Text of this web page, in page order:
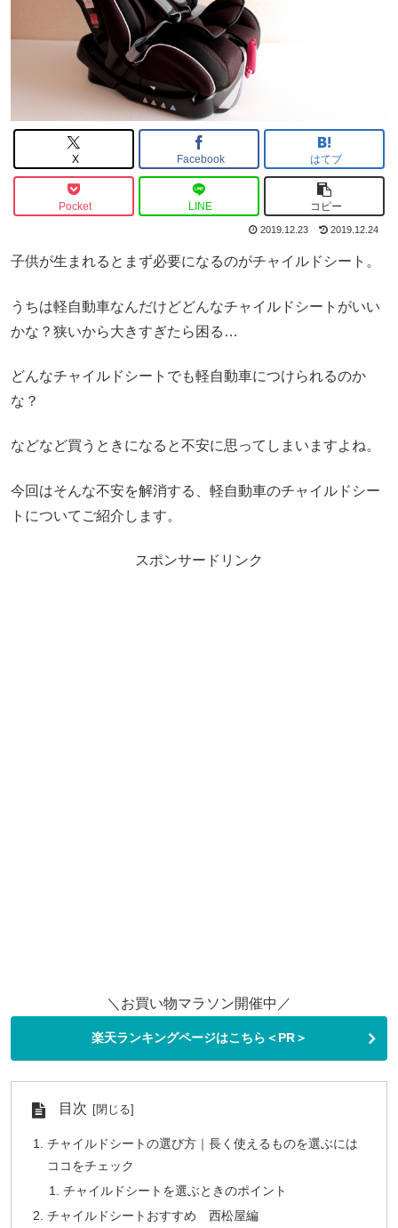
X Facebook はてブ
Pocket LINE コピー
2019.12.23 2019.12.24
子供が生まれるとまず必要になるのがチャイルドシート。
うちは軽自動車なんだけどどんなチャイルドシートがいい
かな？狭いから大きすぎたら困る…
どんなチャイルドシートでも軽自動車につけられるのか
な？
などなど買うときになると不安に思ってしまいますよね。
今回はそんな不安を解消する、軽自動車のチャイルドシー
トについてご紹介します。
スポンサードリンク
＼お買い物マラソン開催中／
楽天ランキングページはこちら＜PR＞
目次
チャイルドシートの選び方｜長く使えるものを選ぶには
ココをチェック
チャイルドシートを選ぶときのポイント
チャイルドシートおすすめ 西松屋編